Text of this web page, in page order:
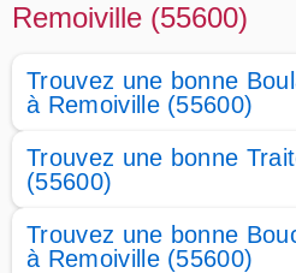
Remoiville (55600)
Trouvez une bonne
à Remoiville (55600)
Trouvez une bonne
(55600)
Trouvez une bonne
à Remoiville (55600)